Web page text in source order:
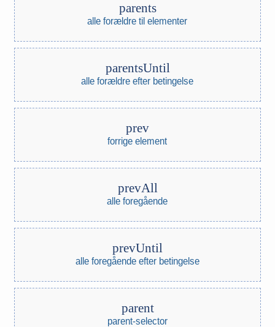
parents
alle forældre til elementer
parentsUntil
alle forældre efter betingelse
prev
forrige element
prevAll
alle foregående
prevUntil
alle foregående efter betingelse
parent
parent-selector